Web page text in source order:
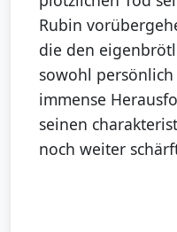
Rubin
die den
sowohl
immense
seinen
noch weiter